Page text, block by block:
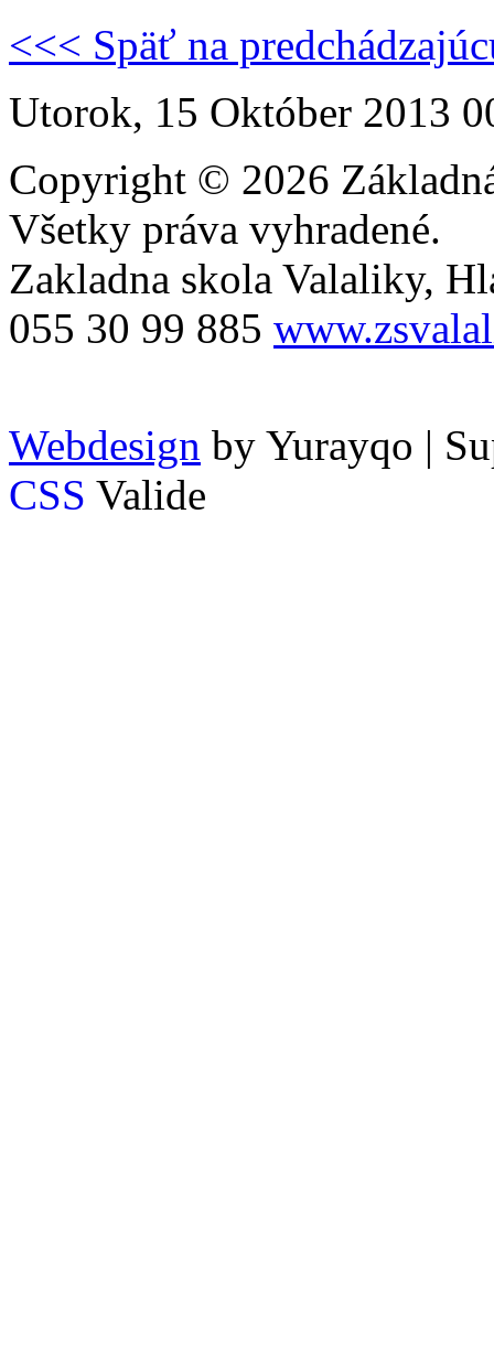
<<< Späť na
Utorok, 15 Október 2013
Copyright © 2026
Všetky práva vyhradené.
Zakladna skola Valaliky,
055 30 99 885
Webdesign by Yurayqo |
CSS Valide